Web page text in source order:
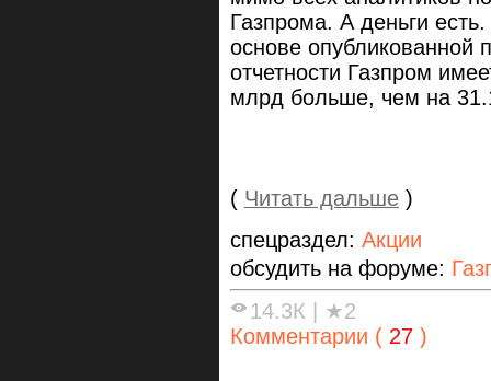
Газпрома. А деньги
основе опубликованной
отчетности Газпром
млрд больше, чем на
( Читать дальше )
спецраздел: Акции
обсудить на форуме:
14.3К
★2
Комментарии ( 27 )